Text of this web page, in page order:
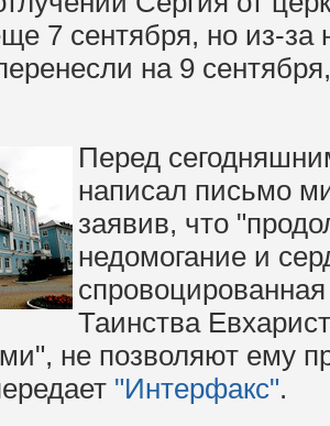
7 сентября, но из-за
на 9
Перед
написал письмо
заявив, что
недомогание и
Таинства
не позволяют ему
"Интерфакс".